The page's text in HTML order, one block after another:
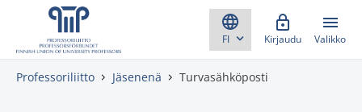
Skippaa sisältö
Kirjaudu Valikko
Professoriliitto Jäsenenä Turvasähköposti